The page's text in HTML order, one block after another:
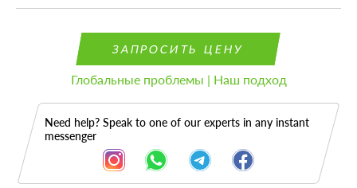
ЗАПРОСИТЬ ЦЕНУ
Глобальные проблемы | Наш подход
Need help? Speak to one of our experts in any instant
messenger